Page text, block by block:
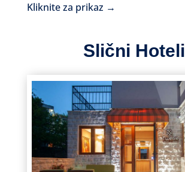
Kliknite za prikaz →
Slični Hoteli